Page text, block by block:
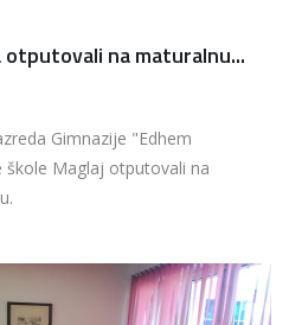
na maturalnu...
Gimnazije "Edhem
Maglaj otputovali na